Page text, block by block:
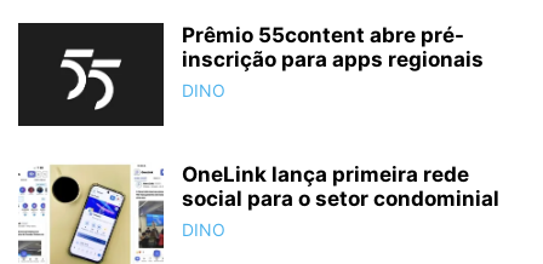
Prêmio 55content abre pré-
inscrição para apps regionais
DINO
OneLink lança primeira rede
social para o setor condominial
DINO